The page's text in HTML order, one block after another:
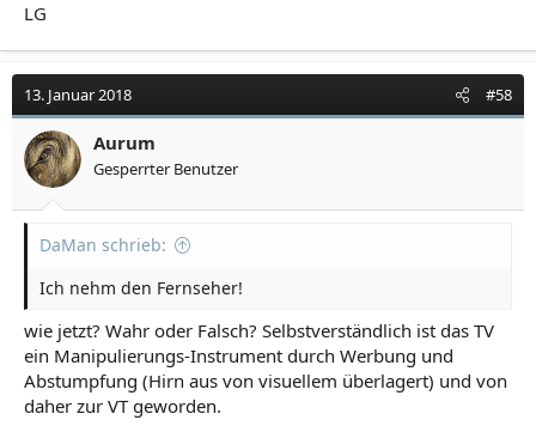
LG
13. Januar 2018 #58
Aurum
Gesperrter Benutzer
DaMan schrieb:
Ich nehm den Fernseher!
wie jetzt? Wahr oder Falsch? Selbstverständlich ist das TV
ein Manipulierungs-Instrument durch Werbung und
Abstumpfung (Hirn aus von visuellem überlagert) und von
daher zur VT geworden.